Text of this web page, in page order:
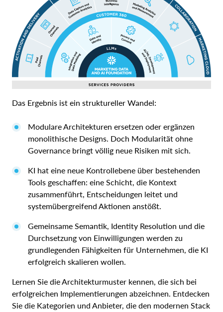
Das Ergebnis ist ein struktureller Wandel:
Modulare Architekturen ersetzen oder ergänzen
monolithische Designs. Doch Modularität ohne
Governance bringt völlig neue Risiken mit sich.
KI hat eine neue Kontrollebene über bestehenden
Tools geschaffen: eine Schicht, die Kontext
zusammenführt, Entscheidungen leitet und
systemübergreifend Aktionen anstößt.
Gemeinsame Semantik, Identity Resolution und die
Durchsetzung von Einwilligungen werden zu
grundlegenden Fähigkeiten für Unternehmen, die KI
erfolgreich skalieren wollen.
Lernen Sie die Architekturmuster kennen, die sich bei
erfolgreichen Implementierungen abzeichnen. Entdecken
Sie die Kategorien und Anbieter, die den modernen Stack